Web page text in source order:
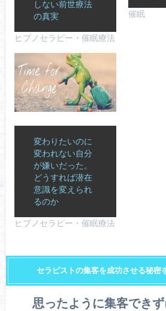
しない前世療法
の真実
ヒプノセラピー・催眠療法
催眠
変わりたいのに
変われない自分
が嫌いだった。
どうすれば潜在
意識を変えられ
るのか
ヒプノセラピー・催眠療法
セラピストの集客を成功させる秘密
思ったように集客でき